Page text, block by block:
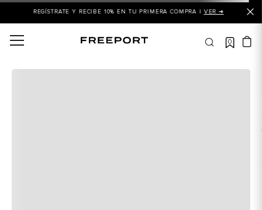
REGÍSTRATE Y RECIBE 10% EN TU PRIMERA COMPRA |VER ➜
0